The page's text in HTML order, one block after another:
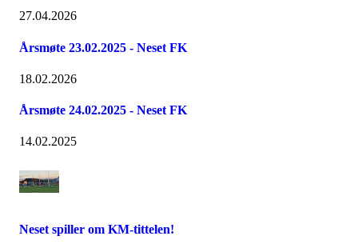
27.04.2026
Årsmøte 23.02.2025 - Neset FK
18.02.2026
Årsmøte 24.02.2025 - Neset FK
14.02.2025
Neset spiller om KM-tittelen!